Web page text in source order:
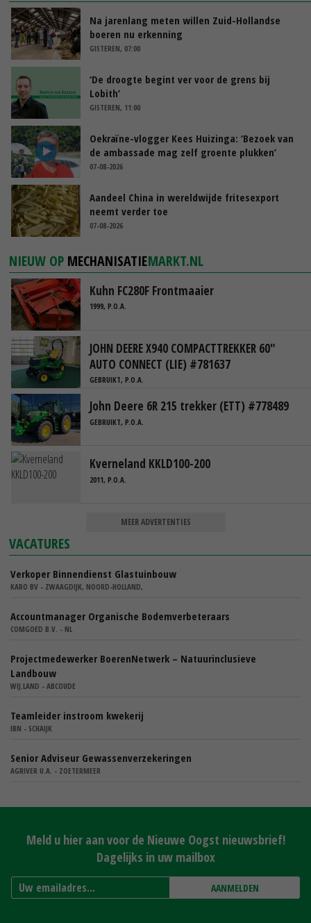
Na jarenlang meten willen Zuid-Hollandse
boeren nu erkenning
GISTEREN, 07:00
‘De droogte begint ver voor de grens bij
Lobith’
GISTEREN, 11:00
Oekraïne-vlogger Kees Huizinga: ‘Bezoek van
de ambassade mag zelf groente plukken’
07-08-2026
Aandeel China in wereldwijde fritesexport
neemt verder toe
07-08-2026
NIEUW OP MECHANISATIEMARKT.NL
Kuhn FC280F Frontmaaier
1999, P.O.A.
JOHN DEERE X940 COMPACTTREKKER 60"
AUTO CONNECT (LIE) #781637
GEBRUIKT, P.O.A.
John Deere 6R 215 trekker (ETT) #778489
GEBRUIKT, P.O.A.
Kverneland KKLD100-200
2011, P.O.A.
MEER ADVERTENTIES
VACATURES
Verkoper Binnendienst Glastuinbouw
KARO BV - ZWAAGDIJK, NOORD-HOLLAND,
Accountmanager Organische Bodemverbeteraars
COMGOED B.V. - NL
Projectmedewerker BoerenNetwerk – Natuurinclusieve
Landbouw
WIJ.LAND - ABCOUDE
Teamleider instroom kwekerij
IBN - SCHAIJK
Senior Adviseur Gewassenverzekeringen
AGRIVER U.A. - ZOETERMEER
Meld u hier aan voor de Nieuwe Oogst nieuwsbrief!
Dagelijks in uw mailbox
AANMELDEN